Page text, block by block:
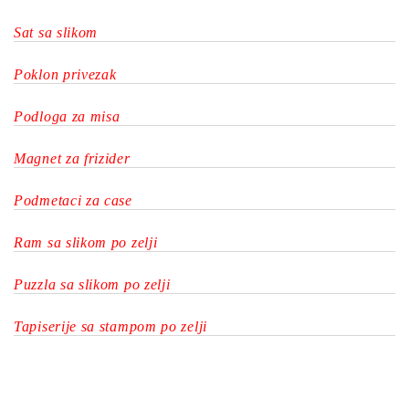
Sat sa slikom
Poklon privezak
Podloga za misa
Magnet za frizider
Podmetaci za case
Ram sa slikom po zelji
Puzzla sa slikom po zelji
Tapiserije sa stampom po zelji